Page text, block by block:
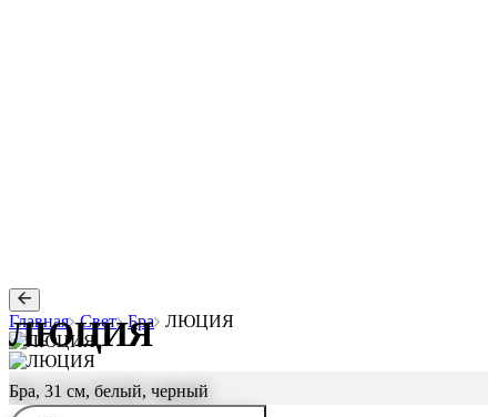
Главная Свет Бра ЛЮЦИЯ
ЛЮЦИЯ
Бра, 31 см, белый, черный